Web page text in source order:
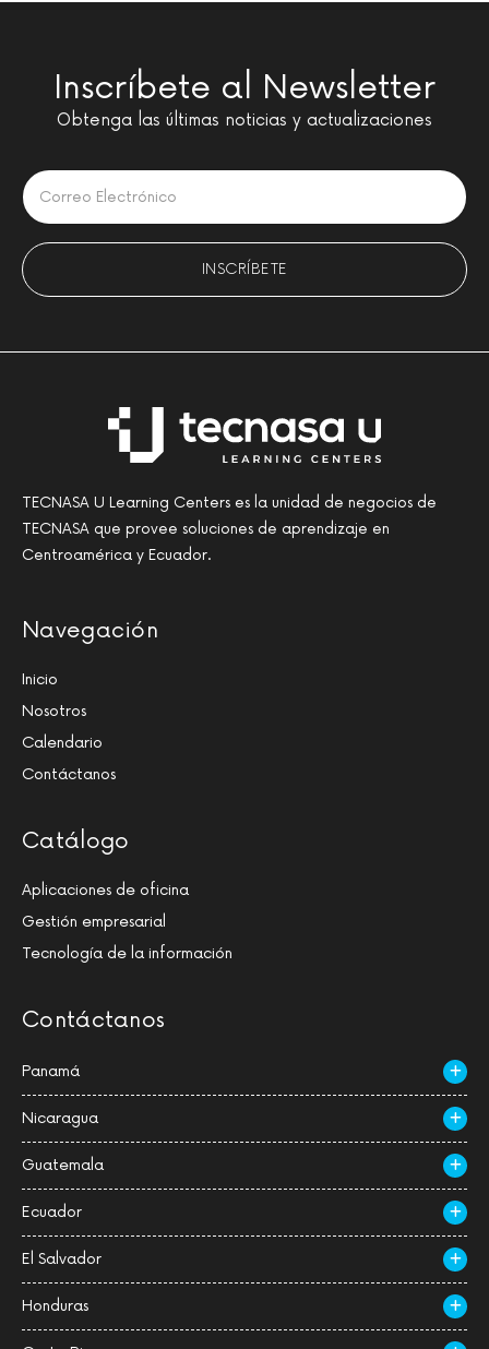
Inscríbete al Newsletter
Obtenga las últimas noticias y actualizaciones
Please leave this field empty.
TECNASA U Learning Centers es la unidad de negocios de
TECNASA que provee soluciones de aprendizaje en
Centroamérica y Ecuador.
Navegación
Inicio
Nosotros
Calendario
Contáctanos
Catálogo
Aplicaciones de oficina
Gestión empresarial
Tecnología de la información
Contáctanos
Panamá
Nicaragua
Guatemala
Ecuador
El Salvador
Honduras